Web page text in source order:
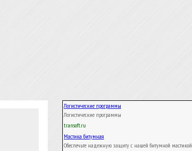
Логистические программы
Логистические программы
transoft.ru
Мастика битумная
Обеспечьте надежную защиту с нашей битумной мастикой